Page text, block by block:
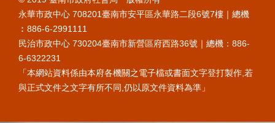
永華市政中心 708201臺南市安平區永華路二段6號7樓｜總機
︰886-6-2991111
民治市政中心 730204臺南市新營區府西路36號｜總機：886-
6-6322231
「本網站資料係由本府各機關之電子檔或書面文字登打製作,若
與正式文件之文字有所不同,仍以原文件資料為準」